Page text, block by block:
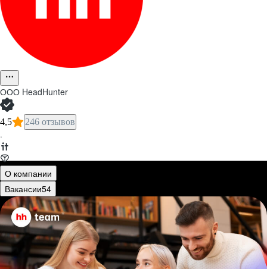
ООО HeadHunter
4,5 246 отзывов
·
О компании
Вакансии54